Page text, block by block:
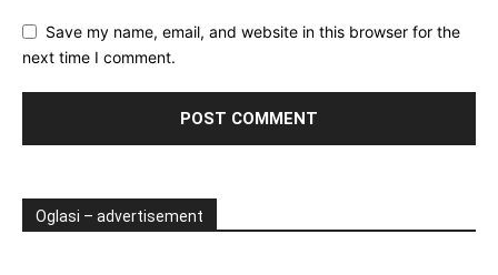
Save my name, email, and website in this browser for the
next time I comment.
Oglasi – advertisement